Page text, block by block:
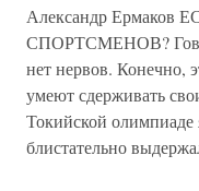
Александр
СПОРТСМЕНОВ?
нет нервов. Конечно,
умеют сдерживать
Токийской олимпиаде
блистательно